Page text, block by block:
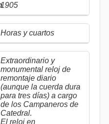
1905
Horas y cuartos
Extraordinario y
monumental reloj de
remontaje diario
(aunque la cuerda dura
para tres días) a cargo
de los Campaneros de
Catedral.
El reloj en